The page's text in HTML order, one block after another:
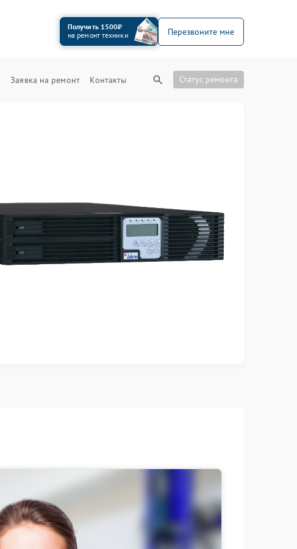
Получить 1500₽
на ремонт техники
Перезвоните мне
Заявка на ремонт Контакты Статус ремонта